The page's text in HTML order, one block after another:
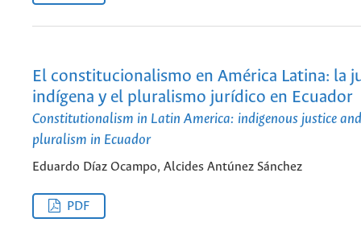
El constitucionalismo en América Latina: la
indígena y el pluralismo jurídico en Ecuador
Constitutionalism in Latin America: indigenous justice
pluralism in Ecuador
Eduardo Díaz Ocampo, Alcides Antúnez Sánchez
PDF